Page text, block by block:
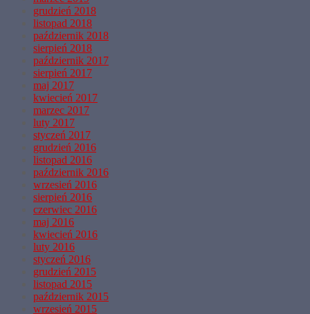
grudzień 2018
listopad 2018
październik 2018
sierpień 2018
październik 2017
sierpień 2017
maj 2017
kwiecień 2017
marzec 2017
luty 2017
styczeń 2017
grudzień 2016
listopad 2016
październik 2016
wrzesień 2016
sierpień 2016
czerwiec 2016
maj 2016
kwiecień 2016
luty 2016
styczeń 2016
grudzień 2015
listopad 2015
październik 2015
wrzesień 2015